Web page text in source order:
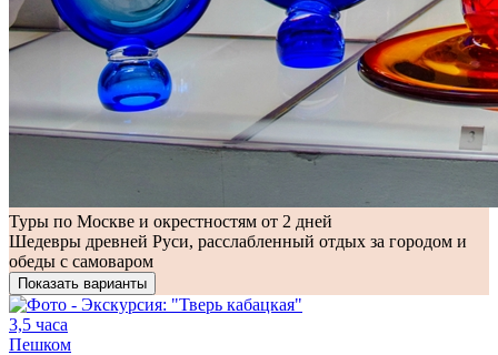
Туры по Москве и окрестностям от 2 дней
Шедевры древней Руси, расслабленный отдых за городом и
обеды с самоваром
Показать варианты
3,5 часа
Пешком